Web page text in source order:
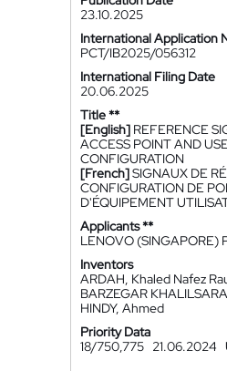
23.10.2025
International Application
PCT/IB2025/056312
International Filing Date
20.06.2025
Title **
[English] REFERENCE
ACCESS POINT AND
CONFIGURATION
[French]SIGNAUX DE
CONFIGURATION DE
D'ÉQUIPEMENT
Applicants **
LENOVO (SINGAPORE)
Inventors
ARDAH, Khaled Nafez
BARZEGAR
HINDY, Ahmed
Priority Data
18/750,775 21.06.2024